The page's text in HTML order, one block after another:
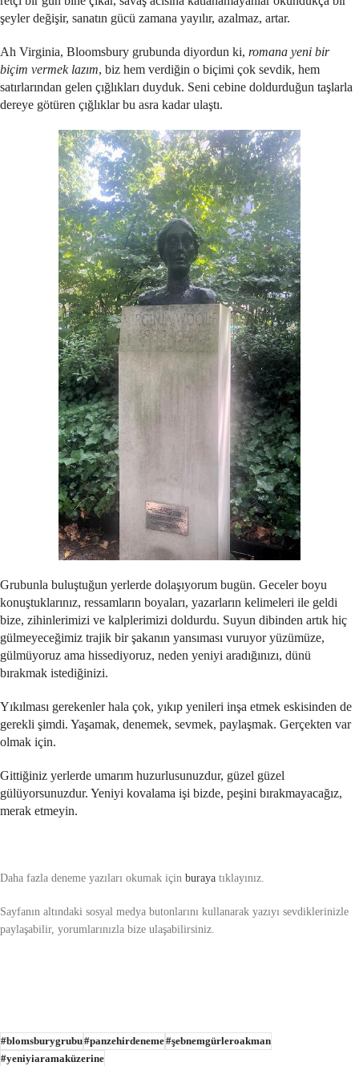
şeyler değişir, sanatın gücü zamana yayılır, azalmaz, artar.
Ah Virginia, Bloomsbury grubunda diyordun ki, romana yeni bir
biçim vermek lazım, biz hem verdiğin o biçimi çok sevdik, hem
satırlarından gelen çığlıkları duyduk. Seni cebine doldurduğun taşlarla
dereye götüren çığlıklar bu asra kadar ulaştı.
Grubunla buluştuğun yerlerde dolaşıyorum bugün. Geceler boyu
konuştuklarınız, ressamların boyaları, yazarların kelimeleri ile geldi
bize, zihinlerimizi ve kalplerimizi doldurdu. Suyun dibinden artık hiç
gülmeyeceğimiz trajik bir şakanın yansıması vuruyor yüzümüze,
gülmüyoruz ama hissediyoruz, neden yeniyi aradığınızı, dünü
bırakmak istediğinizi.
Yıkılması gerekenler hala çok, yıkıp yenileri inşa etmek eskisinden de
gerekli şimdi. Yaşamak, denemek, sevmek, paylaşmak. Gerçekten var
olmak için.
Gittiğiniz yerlerde umarım huzurlusunuzdur, güzel güzel
gülüyorsunuzdur. Yeniyi kovalama işi bizde, peşini bırakmayacağız,
merak etmeyin.
Daha fazla deneme yazıları okumak için buraya tıklayınız.
Sayfanın altındaki sosyal medya butonlarını kullanarak yazıyı sevdiklerinizle
paylaşabilir, yorumlarınızla bize ulaşabilirsiniz.
#blomsburygrubu#panzehirdeneme#şebnemgürleroakman
#yeniyiaramaküzerine